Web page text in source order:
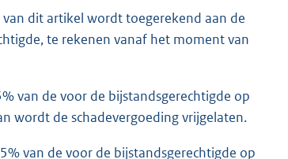
dit artikel wordt toegerekend aan de
te rekenen vanaf het moment van
van de voor de bijstandsgerechtigde op
wordt de schadevergoeding vrijgelaten.
van de voor de bijstandsgerechtigde op